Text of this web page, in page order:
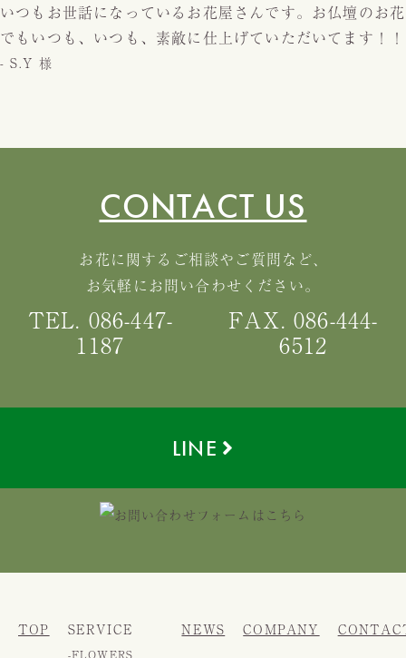
いつもお世話になっているお花屋さんです。お仏壇のお
でもいつも、いつも、素敵に仕上げていただいてます！！
- S.Y 様
CONTACT US
お花に関するご相談やご質問など、
お気軽にお問い合わせください。
TEL. 086-447-
1187
FAX. 086-444-
6512
LINE
TOP SERVICE
FLOWERS
NEWS COMPANY